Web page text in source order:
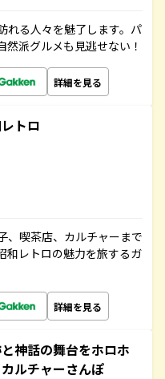
れる人々を魅了します。パ
派グルメも見逃せない！
詳細を見る
トロ
、喫茶店、カルチャーまで
和レトロの魅力を旅するガ
詳細を見る
神話の舞台をホロホ
ルチャーさんぽ